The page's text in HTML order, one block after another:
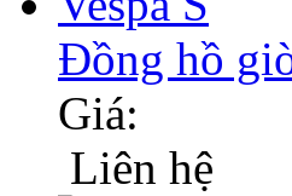
Đồng hồ
Giá:
Liên hệ